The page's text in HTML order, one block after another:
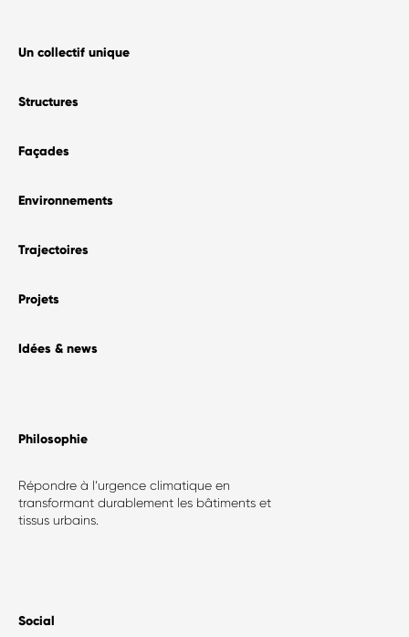
Un collectif unique
Structures
Façades
Environnements
Trajectoires
Projets
Idées & news
Philosophie​
Répondre à l’urgence climatique en
transformant durablement les bâtiments et
tissus urbains.
Social